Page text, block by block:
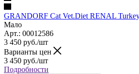
GRANDORF Cat Vet.Diet RENAL
Мало
Арт.: 00012586
3 450 руб./шт
Варианты цен
3 450 руб./шт
Подробности